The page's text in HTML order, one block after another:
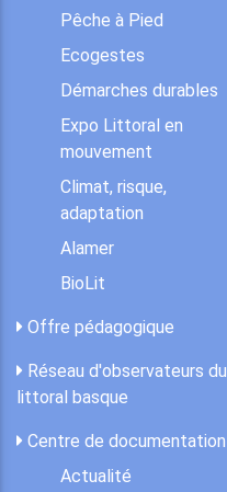
Pêche à Pied
Ecogestes
Démarches durables
Expo Littoral en
mouvement
Climat, risque,
adaptation
Alamer
BioLit
Offre pédagogique
Réseau d'observateurs du
littoral basque
Centre de documentation
Actualité